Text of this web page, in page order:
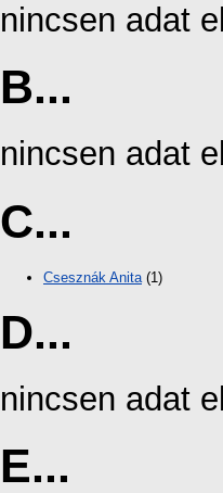
nincsen adat
B...
nincsen adat
C...
Csesznák Anita (1)
D...
nincsen adat
E...